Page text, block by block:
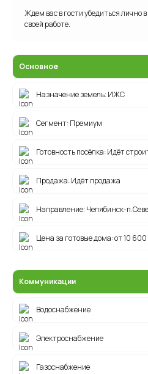
Ждем вас в гости убедиться лично
своей работе.
Основное
Назначение земель: ИЖС
Сегмент: Премиум
Готовность посёлка: Идёт
Продажа: Идёт продажа
Направление: Челябинск-
Цена за готовые дома: от 10
Коммуникации
Водоснабжение
Электроснабжение
Газоснабжение
Посёлок на карте